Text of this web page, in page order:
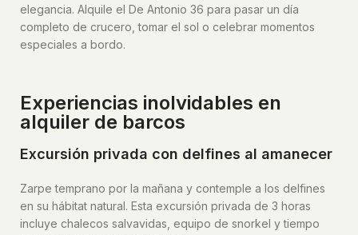
elegancia. Alquile el De Antonio 36 para pasar un día
completo de crucero, tomar el sol o celebrar momentos
especiales a bordo.
Experiencias inolvidables en
alquiler de barcos
Excursión privada con delfines al amanecer
Zarpe temprano por la mañana y contemple a los delfines
en su hábitat natural. Esta excursión privada de 3 horas
incluye chalecos salvavidas, equipo de snorkel y tiempo